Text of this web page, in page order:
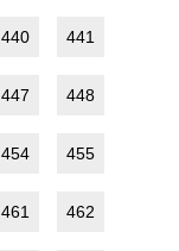
440 441
447 448
454 455
461 462